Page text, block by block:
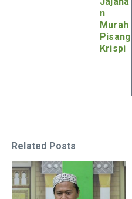
n
Murah
Pisang
Krispi
Related Posts